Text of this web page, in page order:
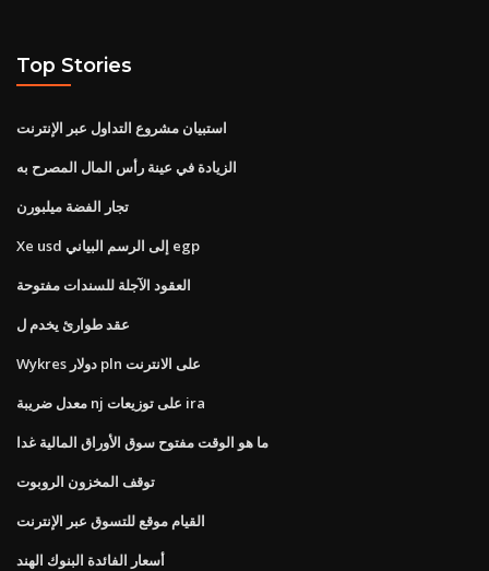
Top Stories
استبيان مشروع التداول عبر الإنترنت
الزيادة في عينة رأس المال المصرح به
تجار الفضة ميلبورن
Xe usd إلى الرسم البياني egp
العقود الآجلة للسندات مفتوحة
عقد طوارئ يخدم ل
Wykres دولار pln على الانترنت
معدل ضريبة nj على توزيعات ira
ما هو الوقت مفتوح سوق الأوراق المالية غدا
توقف المخزون الروبوت
القيام موقع للتسوق عبر الإنترنت
أسعار الفائدة البنوك الهند